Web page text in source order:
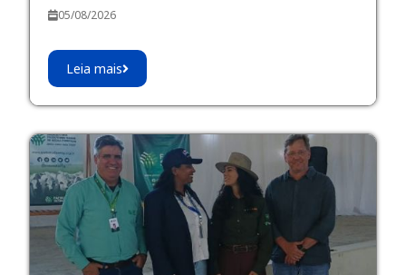
05/08/2026
Leia mais